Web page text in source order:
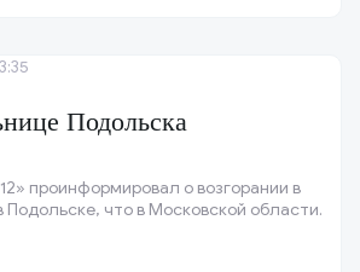
Подольска
проинформировал о возгорании в
Подольске, что в Московской области.